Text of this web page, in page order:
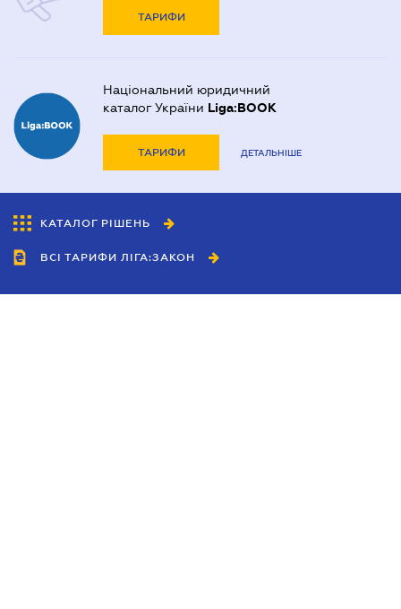
ТАРИФИ
Національний юридичний
каталог України Liga:BOOK
ТАРИФИ ДЕТАЛЬНІШЕ
КАТАЛОГ РІШЕНЬ
ВСІ ТАРИФИ ЛІГА:ЗАКОН